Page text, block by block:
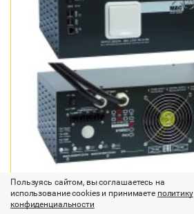
Пользуясь сайтом, вы соглашаетесь на
использование cookies и принимаете политику
конфиденциальности